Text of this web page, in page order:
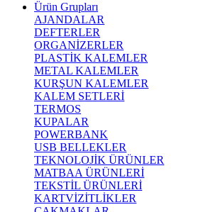
Ürün Grupları
AJANDALAR
DEFTERLER
ORGANİZERLER
PLASTİK KALEMLER
METAL KALEMLER
KURŞUN KALEMLER
KALEM SETLERİ
TERMOS
KUPALAR
POWERBANK
USB BELLEKLER
TEKNOLOJİK ÜRÜNLER
MATBAA ÜRÜNLERİ
TEKSTİL ÜRÜNLERİ
KARTVİZİTLİKLER